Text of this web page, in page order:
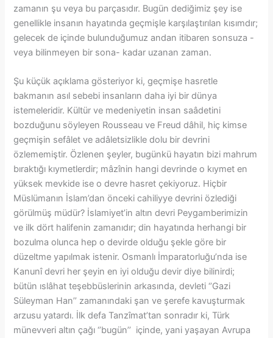
zamanın şu veya bu parçasıdır. Bugün dediğimiz şey ise
genellikle insanın hayatında geçmişle karşılaştırılan kısımdır;
gelecek de içinde bulunduğumuz andan itibaren sonsuza -
veya bilinmeyen bir sona- kadar uzanan zaman.
Şu küçük açıklama gösteriyor ki, geçmişe hasretle
bakmanın asıl sebebi insanların daha iyi bir dünya
istemeleridir. Kültür ve medeniyetin insan saâdetini
bozduğunu söyleyen Rousseau ve Freud dâhil, hiç kimse
geçmişin sefâlet ve adâletsizlikle dolu bir devrini
özlememiştir. Özlenen şeyler, bugünkü hayatın bizi mahrum
bıraktığı kıymetlerdir; mâzînin hangi devrinde o kıymet en
yüksek mevkide ise o devre hasret çekiyoruz. Hiçbir
Müslümanın İslam’dan önceki cahiliyye devrini özlediği
görülmüş müdür? İslamiyet’in altın devri Peygamberimizin
ve ilk dört halifenin zamanıdır; din hayatında herhangi bir
bozulma olunca hep o devirde olduğu şekle göre bir
düzeltme yapılmak istenir. Osmanlı İmparatorluğu’nda ise
Kanunî devri her şeyin en iyi olduğu devir diye bilinirdi;
bütün ıslâhat teşebbüslerinin arkasında, devleti ‘’Gazi
Süleyman Han’’ zamanındaki şan ve şerefe kavuşturmak
arzusu yatardı. İlk defa Tanzîmat’tan sonradır ki, Türk
münevveri altın çağı ‘’bugün’’ içinde, yani yaşayan Avrupa